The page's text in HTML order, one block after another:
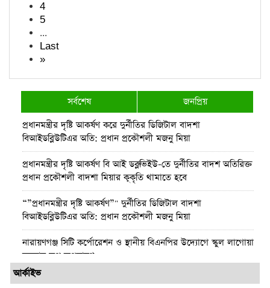
4
5
...
Last
»
সর্বশেষ
জনপ্রিয়
প্রধানমন্ত্রীর দৃষ্টি আকর্ষণ করে দুর্নীতির ডিজিটাল বাদশা
বিআইডব্লিউটিএর অতি: প্রধান প্রকৌশলী মজনু মিয়া
প্রধানমন্ত্রীর দৃষ্টি আকর্ষণ বি আই ডব্লুভিইউ-তে দুর্নীতির বাদশ অতিরিক্ত
প্রধান প্রকৌশলী বাদশা মিয়ার কূকৃতি থামাতে হবে
“”প্রধানমন্ত্রীর দৃষ্টি আকর্ষণ”" দুর্নীতির ডিজিটাল বাদশা
বিআইডব্লিউটিএর অতি: প্রধান প্রকৌশলী মজনু মিয়া
নারায়ণগঞ্জ সিটি কর্পোরেশন ও স্থানীয় বিএনপির উদ্যোগে স্কুল লাগোয়া
ময়লার স্তুপ অপসারণ
পটুয়াখালীতে আমতলীর শ্রমিক দল সভাপতিকে কুপিয়ে ও পিটিয়ে
আর্কাইভ